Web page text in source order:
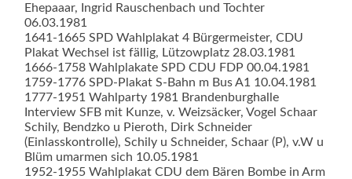
Ehepaaar, Ingrid Rauschenbach und Tochter
06.03.1981
1641-1665 SPD Wahlplakat 4 Bürgermeister, CDU
Plakat Wechsel ist fällig, Lützowplatz 28.03.1981
1666-1758 Wahlplakate SPD CDU FDP 00.04.1981
1759-1776 SPD-Plakat S-Bahn m Bus A1 10.04.1981
1777-1951 Wahlparty 1981 Brandenburghalle
Interview SFB mit Kunze, v. Weizsäcker, Vogel Schaar
Schily, Bendzko u Pieroth, Dirk Schneider
(Einlasskontrolle), Schily u Schneider, Schaar (P), v.W u
Blüm umarmen sich 10.05.1981
1952-1955 Wahlplakat CDU dem Bären Bombe in Arm